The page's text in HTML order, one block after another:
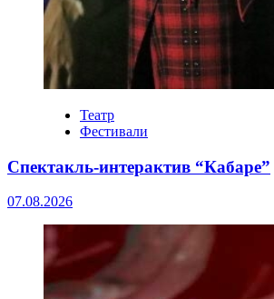
Театр
Фестивали
Спектакль-интерактив “Кабаре”
07.08.2026